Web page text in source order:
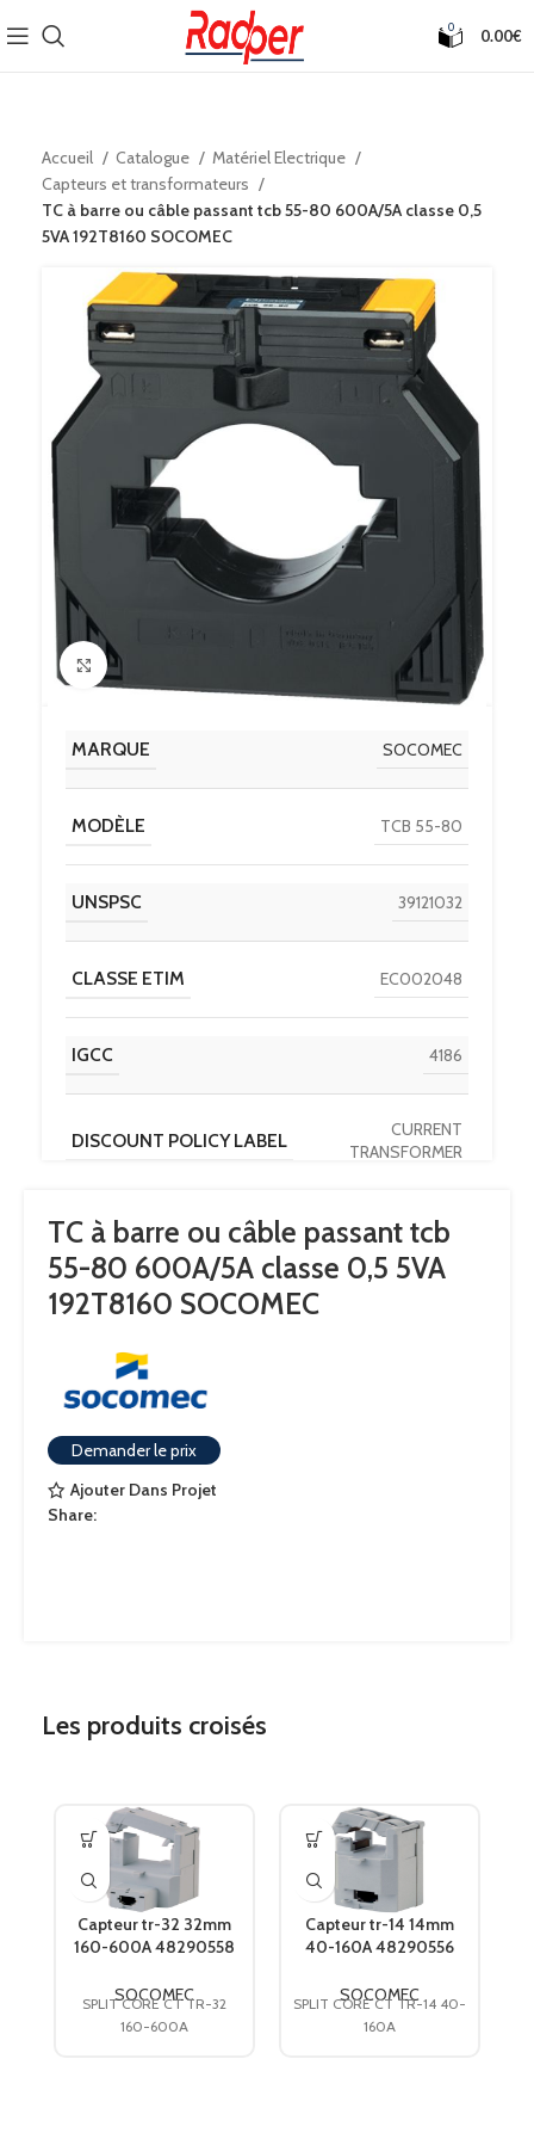
0 0.00€
Accueil Catalogue
Matériel Electrique
Capteurs et transformateurs
TC à barre ou câble passant tcb 55-80 600A/5A classe 0,5
5VA 192T8160 SOCOMEC
Click to enlarge
MARQUE SOCOMEC
MODÈLE TCB 55-80
UNSPSC 39121032
CLASSE ETIM EC002048
IGCC 4186
DISCOUNT POLICY LABEL
CURRENT
TRANSFORMER
PAYS D'ORIGINE DE
OUVERTURE
CALIBRE
COURANT NOMINAL SECONDAIRE
TC à barre ou câble passant tcb
55-80 600A/5A classe 0,5 5VA
192T8160 SOCOMEC
Demander le prix
Ajouter Dans Projet
Share:
Les produits croisés
Capteur tr-32 32mm
160-600A 48290558
SOCOMEC
SPLIT CORE CT TR-32
160-600A
Capteur tr-14 14mm
40-160A 48290556
SOCOMEC
SPLIT CORE CT TR-14 40-
160A